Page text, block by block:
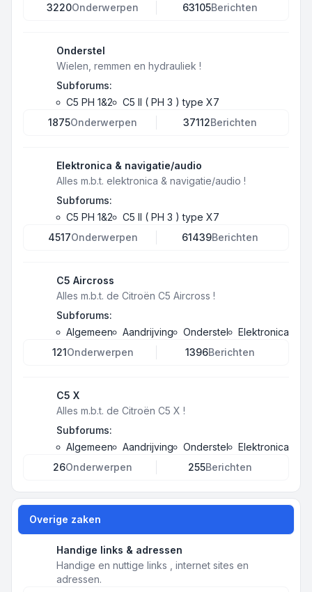
3220Onderwerpen 63105Berichten
Onderstel
Wielen, remmen en hydrauliek !
Subforums:
C5 PH 1&2
C5 II ( PH 3 ) type X7
1875Onderwerpen 37112Berichten
Elektronica & navigatie/audio
Alles m.b.t. elektronica & navigatie/audio !
Subforums:
C5 PH 1&2
C5 II ( PH 3 ) type X7
4517Onderwerpen 61439Berichten
C5 Aircross
Alles m.b.t. de Citroën C5 Aircross !
Subforums:
Algemeen
Aandrijving Onderstel
Elektronica
121Onderwerpen 1396Berichten
C5 X
Alles m.b.t. de Citroën C5 X !
Subforums:
Algemeen
Aandrijving Onderstel
Elektronica
26Onderwerpen 255Berichten
Overige zaken
Handige links & adressen
Handige en nuttige links , internet sites en
adressen.